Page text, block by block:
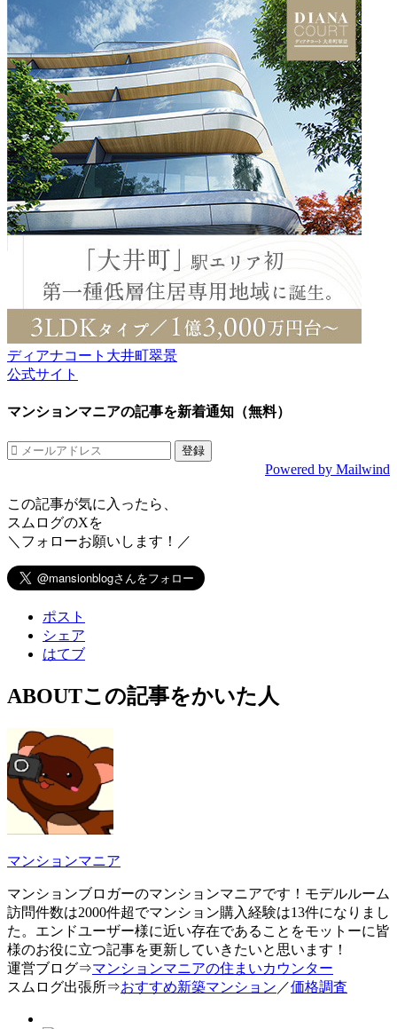
ディアナコート大井町翠景
公式サイト
マンションマニアの記事を新着通知（無料）
Powered by Mailwind
この記事が気に入ったら、
スムログのXを
＼フォローお願いします！／
ポスト
シェア
はてブ
ABOUTこの記事をかいた人
マンションマニア
マンションブロガーのマンションマニアです！モデルルーム
訪問件数は2000件超でマンション購入経験は13件になりまし
た。エンドユーザー様に近い存在であることをモットーに皆
様のお役に立つ記事を更新していきたいと思います！
運営ブログ⇒マンションマニアの住まいカウンター
スムログ出張所⇒おすすめ新築マンション ／価格調査